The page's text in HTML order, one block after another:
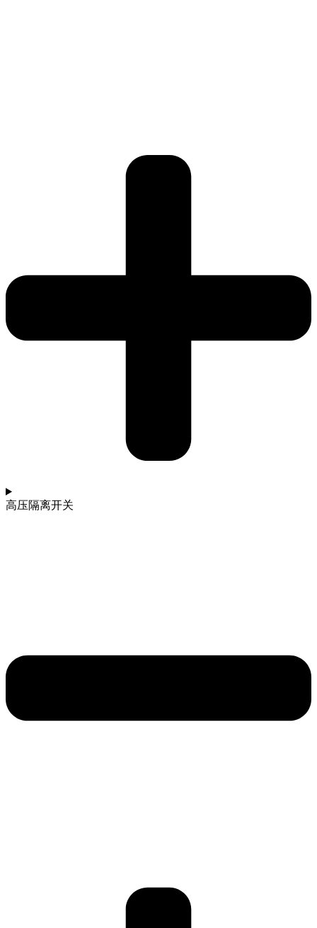
高压隔离开关